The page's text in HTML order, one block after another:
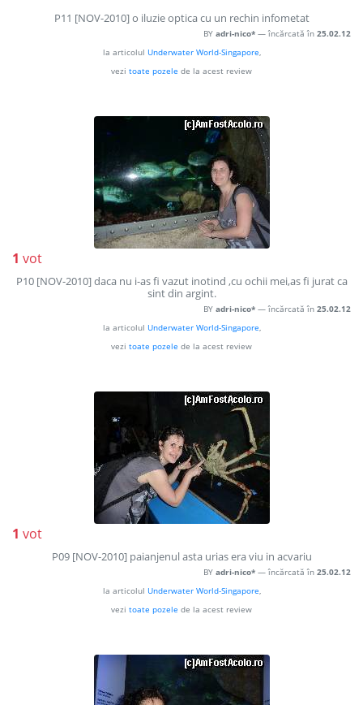
P11 [NOV-2010] o iluzie optica cu un rechin infometat
BY adri-nico* — încărcată în 25.02.12
la articolul Underwater World-Singapore,
vezi toate pozele de la acest review
1 vot
P10 [NOV-2010] daca nu i-as fi vazut inotind ,cu ochii mei,as fi jurat ca
sint din argint.
BY adri-nico* — încărcată în 25.02.12
la articolul Underwater World-Singapore,
vezi toate pozele de la acest review
1 vot
P09 [NOV-2010] paianjenul asta urias era viu in acvariu
BY adri-nico* — încărcată în 25.02.12
la articolul Underwater World-Singapore,
vezi toate pozele de la acest review